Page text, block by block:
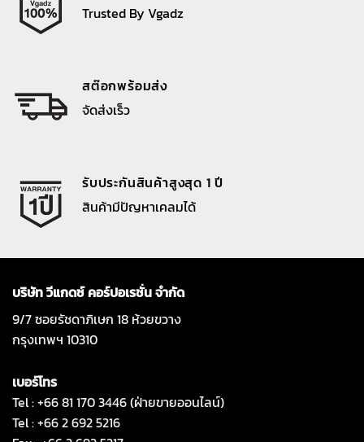
Trusted By Vgadz
สต๊อกพร้อมส่ง
จัดส่งเร็ว
รับประกันสินค้าสูงสุด 1 ปี
สินค้ามีปัญหาเคลมได้
บริษัท วีแกดซ์ คอร์ปอเรชั่น จำกัด
9/7 ซอยรัชดาภิเษก 18 ห้วยขวาง
กรุงเทพฯ 10310
เบอร์โทร
Tel : +66 81 170 3446 (ฝ่ายขายออนไลน์)
Tel : +66 2 692 5216